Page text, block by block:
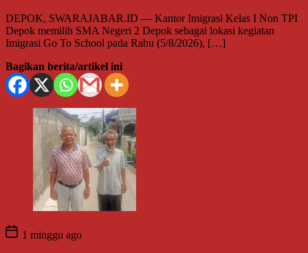
DEPOK, SWARAJABAR.ID — Kantor Imigrasi Kelas I Non TPI
Depok memilih SMA Negeri 2 Depok sebagai lokasi kegiatan
Imigrasi Go To School pada Rabu (5/8/2026), […]
Bagikan berita/artikel ini
1 minggu ago